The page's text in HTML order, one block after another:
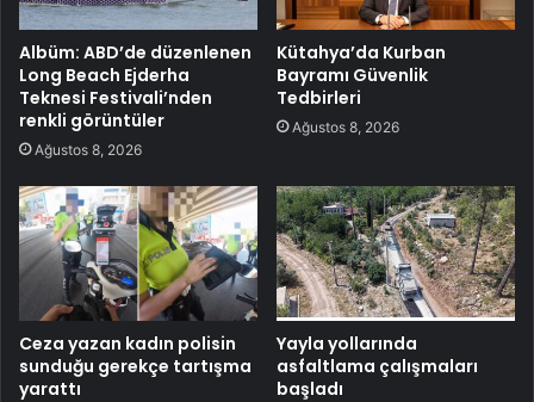
Albüm: ABD’de düzenlenen
Long Beach Ejderha
Teknesi Festivali’nden
renkli görüntüler
Ağustos 8, 2026
Kütahya’da Kurban
Bayramı Güvenlik
Tedbirleri
Ağustos 8, 2026
Ceza yazan kadın polisin
sunduğu gerekçe tartışma
yarattı
Yayla yollarında
asfaltlama çalışmaları
başladı